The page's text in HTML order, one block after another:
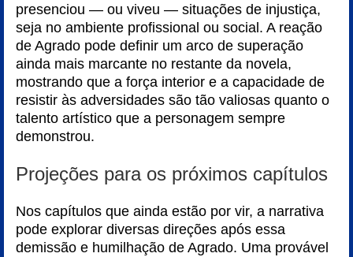
presenciou — ou viveu — situações de injustiça,
seja no ambiente profissional ou social. A reação
de Agrado pode definir um arco de superação
ainda mais marcante no restante da novela,
mostrando que a força interior e a capacidade de
resistir às adversidades são tão valiosas quanto o
talento artístico que a personagem sempre
demonstrou.
Projeções para os próximos capítulos
Nos capítulos que ainda estão por vir, a narrativa
pode explorar diversas direções após essa
demissão e humilhação de Agrado. Uma provável